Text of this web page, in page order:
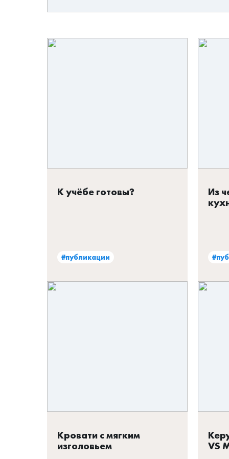
К учёбе готовы?
#публикации
Из
Кровати с мягким
изголовьем
VS